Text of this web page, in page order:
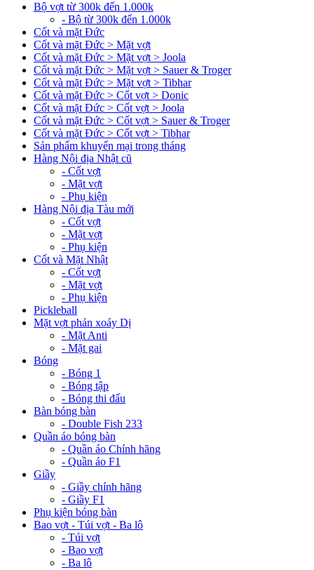
Bộ vợt từ 300k đến 1.000k
- Bộ từ 300k đến 1.000k
Cốt và mặt Đức
Cốt và mặt Đức > Mặt vợt
Cốt và mặt Đức > Mặt vợt > Joola
Cốt và mặt Đức > Mặt vợt > Sauer & Troger
Cốt và mặt Đức > Mặt vợt > Tibhar
Cốt và mặt Đức > Cốt vợt > Donic
Cốt và mặt Đức > Cốt vợt > Joola
Cốt và mặt Đức > Cốt vợt > Sauer & Troger
Cốt và mặt Đức > Cốt vợt > Tibhar
Sản phẩm khuyến mại trong tháng
Hàng Nội địa Nhật cũ
- Cốt vợt
- Mặt vợt
- Phụ kiện
Hàng Nội địa Tàu mới
- Cốt vợt
- Mặt vợt
- Phụ kiện
Cốt và Mặt Nhật
- Cốt vợt
- Mặt vợt
- Phụ kiện
Pickleball
Mặt vợt phản xoáy Dị
- Mặt Anti
- Mặt gai
Bóng
- Bóng 1
- Bóng tập
- Bóng thi đấu
Bàn bóng bàn
- Double Fish 233
Quần áo bóng bàn
- Quần áo Chính hãng
- Quần áo F1
Giầy
- Giầy chính hãng
- Giầy F1
Phụ kiện bóng bàn
Bao vợt - Túi vợt - Ba lô
- Túi vợt
- Bao vợt
- Ba lô